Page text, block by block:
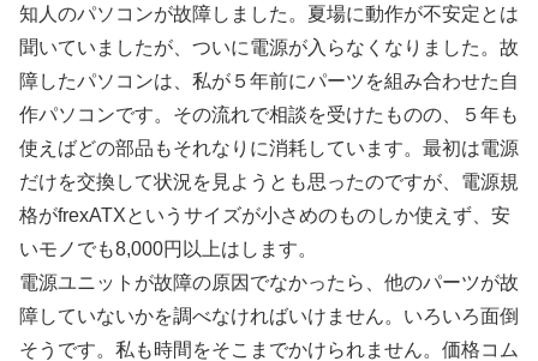
知人のパソコンが故障しました。夏場に動作が不安定とは
聞いていましたが、ついに電源が入らなくなりました。故
障したパソコンは、私が５年前にパーツを組み合わせた自
作パソコンです。その流れで相談を受けたものの、５年も
使えばどの部品もそれなりに消耗しています。最初は電源
だけを交換して状況を見ようとも思ったのですが、電源規
格がfrexATXというサイズが小さめのものしか使えず、安
いモノでも8,000円以上はします。
電源ユニットが故障の原因でなかったら、他のパーツが故
障していないかを調べなければいけません。いろいろ面倒
そうです。私も時間をそこまでかけられません。価格コム